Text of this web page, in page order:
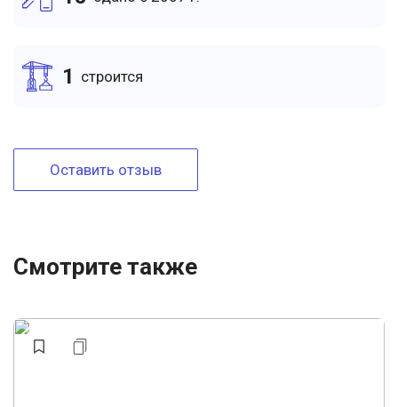
1 cтроится
Оставить отзыв
Смотрите также